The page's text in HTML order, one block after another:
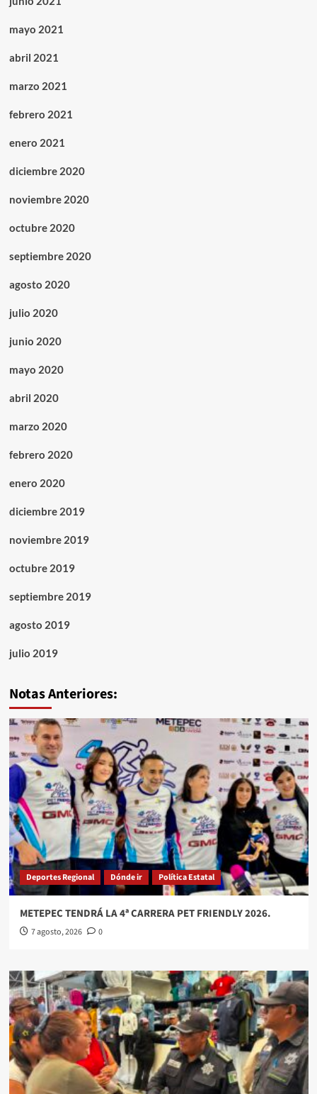
mayo 2021
abril 2021
marzo 2021
febrero 2021
enero 2021
diciembre 2020
noviembre 2020
octubre 2020
septiembre 2020
agosto 2020
julio 2020
junio 2020
mayo 2020
abril 2020
marzo 2020
febrero 2020
enero 2020
diciembre 2019
noviembre 2019
octubre 2019
septiembre 2019
agosto 2019
julio 2019
Notas Anteriores:
Deportes Regional Dónde ir Política Estatal
METEPEC TENDRÁ LA 4ª CARRERA PET FRIENDLY 2026.
7 agosto, 2026 0